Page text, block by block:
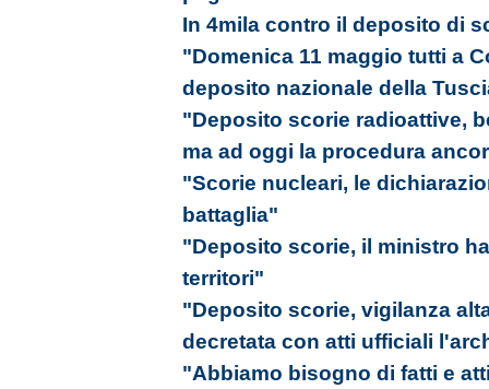
In 4mila contro il deposito di
"Domenica 11 maggio tutti a
deposito nazionale della
"Deposito scorie radioattive,
ma ad oggi la procedura
"Scorie nucleari, le
battaglia"
"Deposito scorie, il ministro
territori"
"Deposito scorie, vigilanza
decretata con atti ufficiali
"Abbiamo bisogno di fatti e